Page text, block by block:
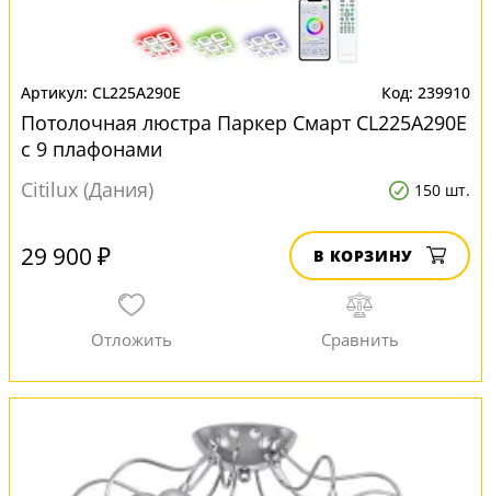
CL225A290E 239910
Потолочная люстра Паркер Смарт CL225A290E
с 9 плафонами
Citilux (Дания)
150 шт.
29 900 ₽ В КОРЗИНУ